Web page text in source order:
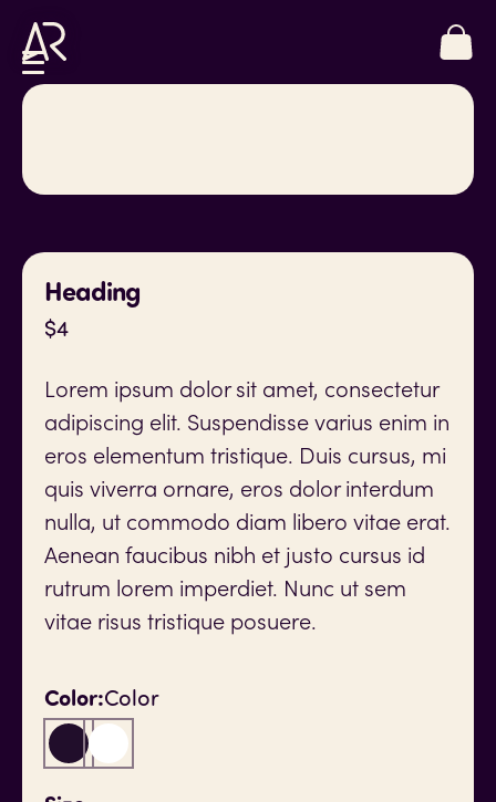
Heading
$4
Lorem ipsum dolor sit amet, consectetur
adipiscing elit. Suspendisse varius enim in
eros elementum tristique. Duis cursus, mi
quis viverra ornare, eros dolor interdum
nulla, ut commodo diam libero vitae erat.
Aenean faucibus nibh et justo cursus id
rutrum lorem imperdiet. Nunc ut sem
vitae risus tristique posuere.
Color:Color